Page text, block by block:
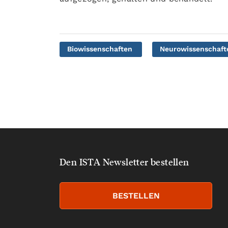
Biowissenschaften
Den ISTA Newsletter bestellen
BESTELLEN